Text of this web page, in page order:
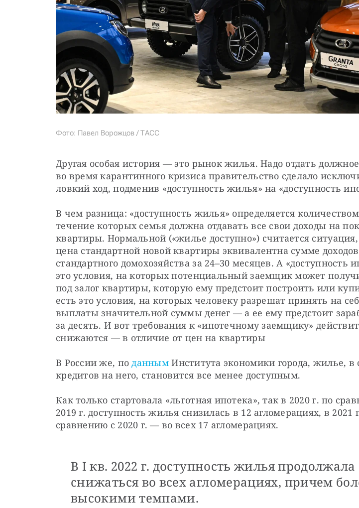
Фото: Павел Ворожцов / ТАСС
Другая особая история — это рынок жилья. Надо отдать
во время карантинного кризиса правительство сделало
ловкий ход, подменив «доступность жилья» на «доступность
В чем разница: «доступность жилья» определяется
течение которых семья должна отдавать все свои доходы на
квартиры. Нормальной («жилье доступно») считается ситуация,
цена стандартной новой квартиры эквивалентна сумме доходов
стандартного домохозяйства за 24–30 месяцев. А «доступность
это условия, на которых потенциальный заемщик может
под залог квартиры, которую ему предстоит построить или
есть это условия, на которых человеку разрешат принять на
выплаты значительной суммы денег — а ее ему предстоит
за десять. И вот требования к «ипотечному заемщику»
снижаются — в отличие от цен на квартиры
В России же, по данным Института экономики города, жилье, в
кредитов на него, становится все менее доступным.
Как только стартовала «льготная ипотека», так в 2020 г. по
2019 г. доступность жилья снизилась в 12 агломерациях, в 2021
сравнению с 2020 г. — во всех 17 агломерациях.
В I кв. 2022 г. доступность жилья продолжала
снижаться во всех агломерациях, причем
высокими темпами.